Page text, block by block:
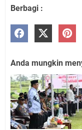
Berbagi :
Anda mungkin